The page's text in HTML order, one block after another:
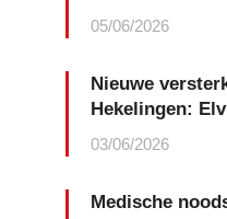
05/06/2026
Nieuwe
Hekelingen:
03/06/2026
Medische